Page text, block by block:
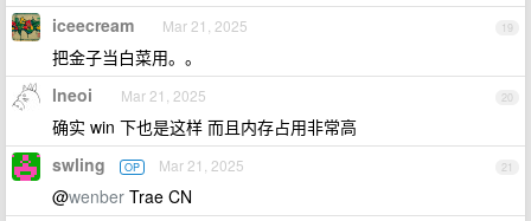
19
iceecream Mar 21, 2025
把金子当白菜用。。
20
lneoi Mar 21, 2025
确实 win 下也是这样 而且内存占用非常高
21
swling OP Mar 21, 2025
@wenber Trae CN